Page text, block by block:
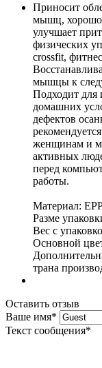
Приносит
мышц, хорошо
улучшает
физических
crossfit,
мышцы к
Подходит для
домашних
дефектов
женщинам и
активных
перед
работы.
Материал:
Разме
Вес с
Основной
трана
Оставить отзыв
Ваше имя*
Текст сообщения*